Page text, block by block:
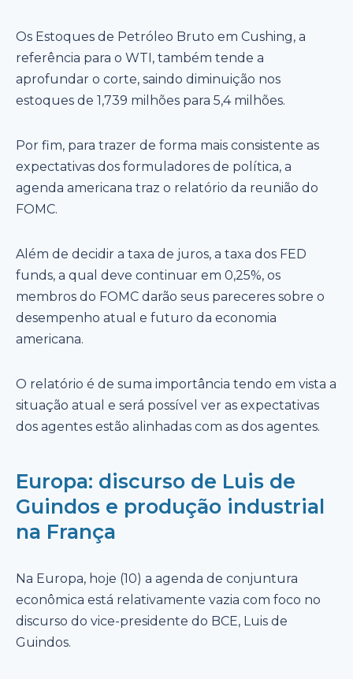
Os Estoques de Petróleo Bruto em Cushing, a
referência para o WTI, também tende a
aprofundar o corte, saindo diminuição nos
estoques de 1,739 milhões para 5,4 milhões.
Por fim, para trazer de forma mais consistente as
expectativas dos formuladores de política, a
agenda americana traz o relatório da reunião do
FOMC.
Além de decidir a taxa de juros, a taxa dos FED
funds, a qual deve continuar em 0,25%, os
membros do FOMC darão seus pareceres sobre o
desempenho atual e futuro da economia
americana.
O relatório é de suma importância tendo em vista a
situação atual e será possível ver as expectativas
dos agentes estão alinhadas com as dos agentes.
Europa: discurso de Luis de
Guindos e produção industrial
na França
Na Europa, hoje (10) a agenda de conjuntura
econômica está relativamente vazia com foco no
discurso do vice-presidente do BCE, Luis de
Guindos.